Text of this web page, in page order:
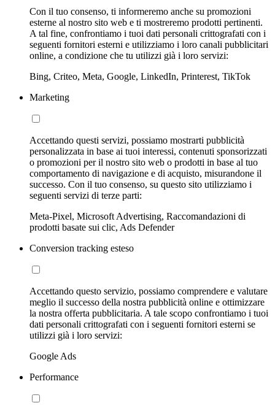
Con il tuo consenso, ti informeremo anche su promozioni
esterne al nostro sito web e ti mostreremo prodotti pertinenti.
A tal fine, confrontiamo i tuoi dati personali crittografati con i
seguenti fornitori esterni e utilizziamo i loro canali pubblicitari
online, a condizione che tu utilizzi già i loro servizi:
Bing, Criteo, Meta, Google, LinkedIn, Printerest, TikTok
Marketing
Accettando questi servizi, possiamo mostrarti pubblicità
personalizzata in base ai tuoi interessi, contenuti sponsorizzati
o promozioni per il nostro sito web o prodotti in base al tuo
comportamento di navigazione e di acquisto, misurandone il
successo. Con il tuo consenso, su questo sito utilizziamo i
seguenti servizi di terze parti:
Meta-Pixel, Microsoft Advertising, Raccomandazioni di
prodotti basate sui clic, Ads Defender
Conversion tracking esteso
Accettando questo servizio, possiamo comprendere e valutare
meglio il successo della nostra pubblicità online e ottimizzare
la nostra offerta pubblicitaria. A tale scopo confrontiamo i tuoi
dati personali crittografati con i seguenti fornitori esterni se
utilizzi già i loro servizi:
Google Ads
Performance